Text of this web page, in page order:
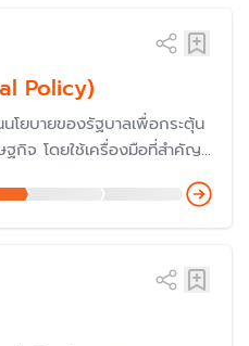
Policy)
โยบายของรัฐบาลเพื่อกระตุ้น
ฐกิจ โดยใช้เครื่องมือที่สำคัญ
ฐบาล (รายจ่าย) และการเก็บ
ธารณะของรัฐบาล